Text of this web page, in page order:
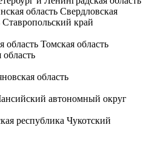
область Свердловская
Ставропольский край
область Томская область
область
автономный округ
республика Чукотский